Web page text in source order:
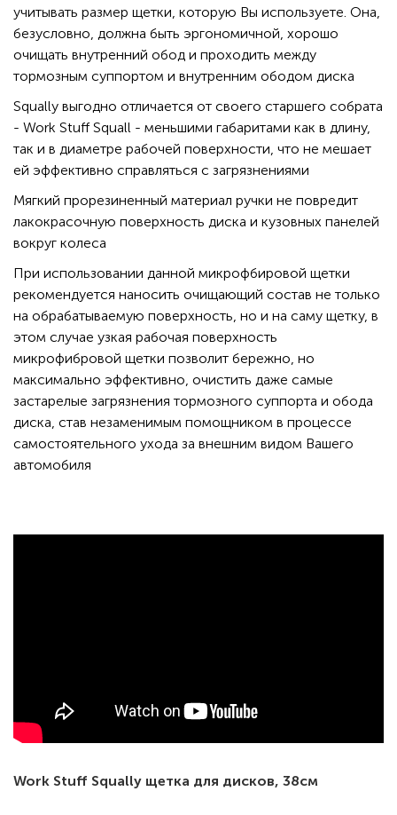
учитывать размер щетки, которую Вы используете. Она,
безусловно, должна быть эргономичной, хорошо
очищать внутренний обод и проходить между
тормозным суппортом и внутренним ободом диска
Squally выгодно отличается от своего старшего собрата
- Work Stuff Squall - меньшими габаритами как в длину,
так и в диаметре рабочей поверхности, что не мешает
ей эффективно справляться с загрязнениями
Мягкий прорезиненный материал ручки не повредит
лакокрасочную поверхность диска и кузовных панелей
вокруг колеса
При использовании данной микрофбировой щетки
рекомендуется наносить очищающий состав не только
на обрабатываемую поверхность, но и на саму щетку, в
этом случае узкая рабочая поверхность
микрофибровой щетки позволит бережно, но
максимально эффективно, очистить даже самые
застарелые загрязнения тормозного суппорта и обода
диска, став незаменимым помощником в процессе
самостоятельного ухода за внешним видом Вашего
автомобиля
Work Stuff Squally щетка для дисков, 38см